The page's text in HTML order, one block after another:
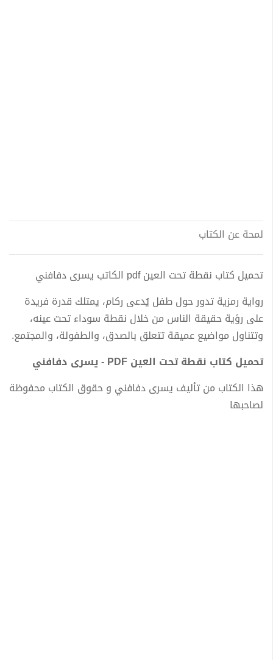
لمحة عن الكتاب
تحميل كتاب نقطة تحت العين pdf الكاتب يسرى دفافني
رواية رمزية تدور حول طفل يُدعى ركام، يمتلك قدرة فريدة
على رؤية حقيقة الناس من خلال نقطة سوداء تحت عينه،
وتتناول مواضيع عميقة تتعلق بالصدق، والطفولة، والمجتمع.
تحميل كتاب نقطة تحت العين PDF - يسرى دفافني
هذا الكتاب من تأليف يسرى دفافني و حقوق الكتاب محفوظة
لصاحبها